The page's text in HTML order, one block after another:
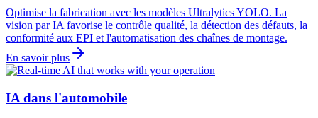
Optimise la fabrication avec les modèles Ultralytics YOLO. La
vision par IA favorise le contrôle qualité, la détection des défauts, la
conformité aux EPI et l'automatisation des chaînes de montage.
En savoir plus
IA dans l'automobile